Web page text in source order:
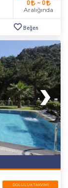
Beğen
0 ~ 0
Aralığında
DOLULUK TAKVIMI